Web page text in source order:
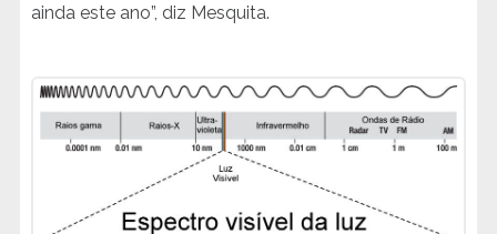
ainda este ano”, diz Mesquita.